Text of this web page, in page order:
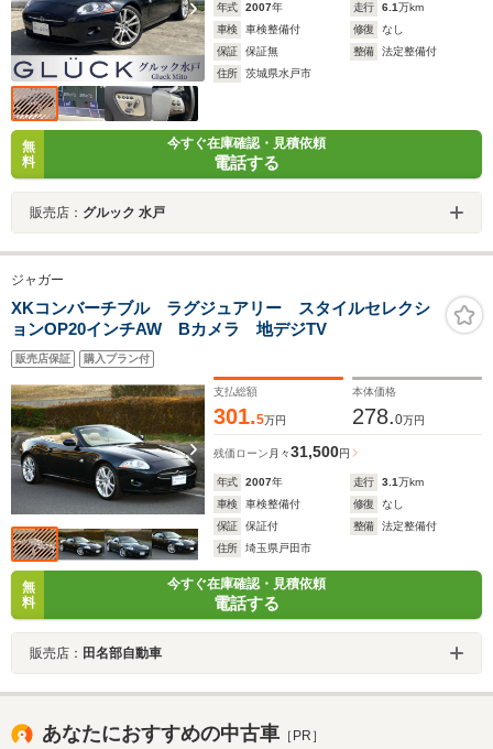
年式 2007年 走行 6.1万km
車検
車検整備付 修復
なし
保証
保証無 整備
法定整備付
住所
茨城県水戸市
無
料
今すぐ在庫確認・見積依頼
電話する
販売店： グルック 水戸
ジャガー
XKコンバーチブル ラグジュアリー スタイルセレクシ
ョンOP20インチAW Bカメラ 地デジTV
販売店保証 購入プラン付
支払総額
301.5万円
本体価格
278.0万円
残価ローン 月々31,500円
年式 2007年 走行 3.1万km
車検
車検整備付 修復
なし
保証
保証付 整備
法定整備付
住所
埼玉県戸田市
無
料
今すぐ在庫確認・見積依頼
電話する
販売店： 田名部自動車
あなたにおすすめの中古車 ［PR］